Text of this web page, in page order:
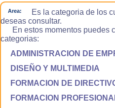
Area:
Es la categoria de los
deseas consultar.
En estos momentos puedes
categorias:
ADMINISTRACION DE
DISEÑO Y MULTIMEDIA
FORMACION DE
FORMACION